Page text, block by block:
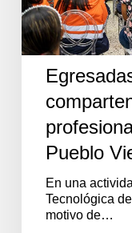
de
Pueblo
Viejo
Pueblo
En una
Tecnológica
motivo de…